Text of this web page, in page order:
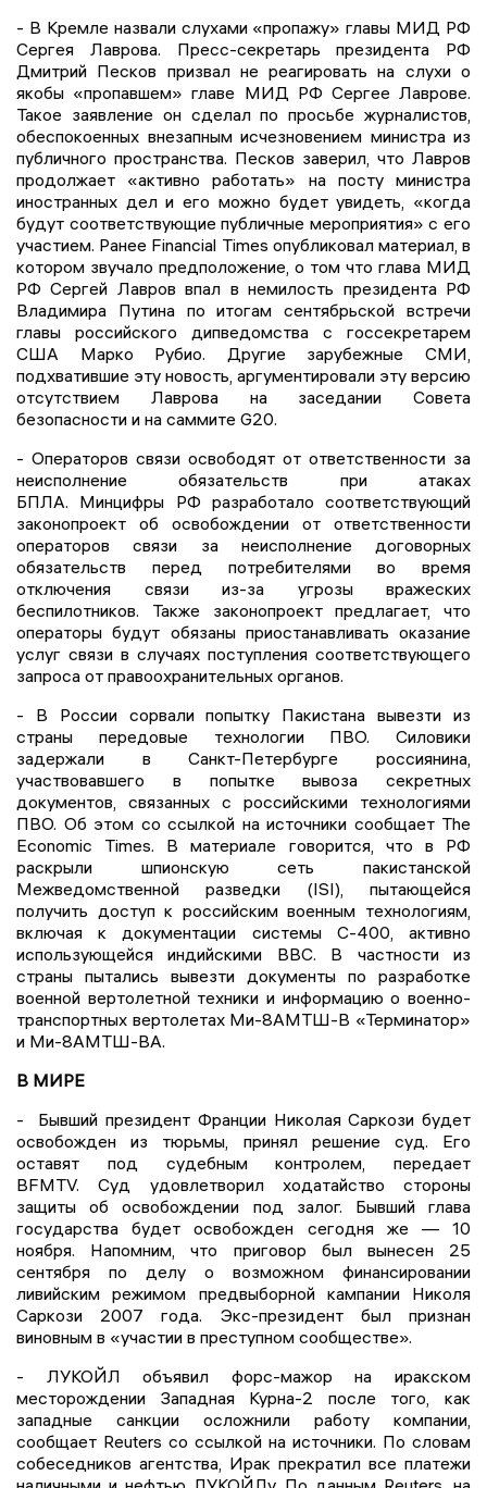
- В Кремле назвали слухами «пропажу» главы МИД РФ
Сергея Лаврова. Пресс-секретарь президента РФ
Дмитрий Песков призвал не реагировать на слухи о
якобы «пропавшем» главе МИД РФ Сергее Лаврове.
Такое заявление он сделал по просьбе журналистов,
обеспокоенных внезапным исчезновением министра из
публичного пространства. Песков заверил, что Лавров
продолжает «активно работать» на посту министра
иностранных дел и его можно будет увидеть, «когда
будут соответствующие публичные мероприятия» с его
участием. Ранее Financial Times опубликовал материал, в
котором звучало предположение, о том что глава МИД
РФ Сергей Лавров впал в немилость президента РФ
Владимира Путина по итогам сентябрьской встречи
главы российского дипведомства с госсекретарем
США Марко Рубио. Другие зарубежные СМИ,
подхватившие эту новость, аргументировали эту версию
отсутствием Лаврова на заседании Совета
безопасности и на саммите G20.
- Операторов связи освободят от ответственности за
неисполнение обязательств при атаках
БПЛА. Минцифры РФ разработало соответствующий
законопроект об освобождении от ответственности
операторов связи за неисполнение договорных
обязательств перед потребителями во время
отключения связи из-за угрозы вражеских
беспилотников. Также законопроект предлагает, что
операторы будут обязаны приостанавливать оказание
услуг связи в случаях поступления соответствующего
запроса от правоохранительных органов.
- В России сорвали попытку Пакистана вывезти из
страны передовые технологии ПВО. Силовики
задержали в Санкт-Петербурге россиянина,
участвовавшего в попытке вывоза секретных
документов, связанных с российскими технологиями
ПВО. Об этом со ссылкой на источники сообщает The
Economic Times. В материале говорится, что в РФ
раскрыли шпионскую сеть пакистанской
Межведомственной разведки (ISI), пытающейся
получить доступ к российским военным технологиям,
включая к документации системы С-400, активно
использующейся индийскими ВВС. В частности из
страны пытались вывезти документы по разработке
военной вертолетной техники и информацию о военно-
транспортных вертолетах Ми-8АМТШ-В «Терминатор»
и Ми-8АМТШ-ВА.
В МИРЕ
- Бывший президент Франции Николая Саркози будет
освобожден из тюрьмы, принял решение суд. Его
оставят под судебным контролем, передает
BFMTV. Суд удовлетворил ходатайство стороны
защиты об освобождении под залог. Бывший глава
государства будет освобожден сегодня же — 10
ноября. Напомним, что приговор был вынесен 25
сентября по делу о возможном финансировании
ливийским режимом предвыборной кампании Николя
Саркози 2007 года. Экс-президент был признан
виновным в «участии в преступном сообществе».
- ЛУКОЙЛ объявил форс-мажор на иракском
месторождении Западная Курна-2 после того, как
западные санкции осложнили работу компании,
сообщает Reuters со ссылкой на источники. По словам
собеседников агентства, Ирак прекратил все платежи